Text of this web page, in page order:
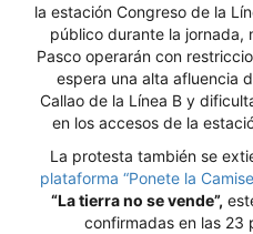
la estación Congreso de la
público durante la jornada,
Pasco operarán con
espera una alta afluencia
Callao de la Línea B y
en los accesos de la
La protesta también se
plataforma “Ponete la
“La tierra no se vende”,
confirmadas en las 23